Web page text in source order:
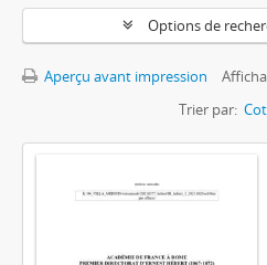
Options de
Aperçu avant impression
Trier par: